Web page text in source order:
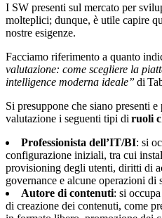
I SW presenti sul mercato per
molteplici; dunque, è utile capire
nostre esigenze.
Facciamo riferimento a quanto
valutazione: come scegliere la
intelligence moderna ideale” di
Si presuppone che siano presenti
valutazione i seguenti tipi di ruoli
‍Professionista dell’IT/BI: si
configurazione iniziali, tra cui
provisioning degli utenti, diritti di
governance e alcune operazioni
Autore di contenuti: si
di creazione dei contenuti, come